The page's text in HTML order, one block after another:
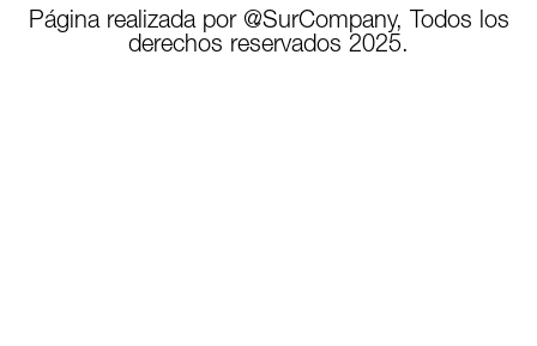
Página realizada por @SurCompany, Todos los
derechos reservados 2025.